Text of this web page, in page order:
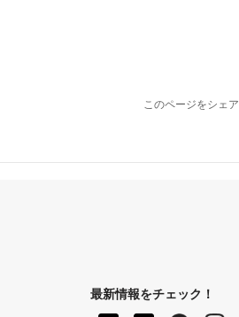
このページをシェア
最新情報をチェック！